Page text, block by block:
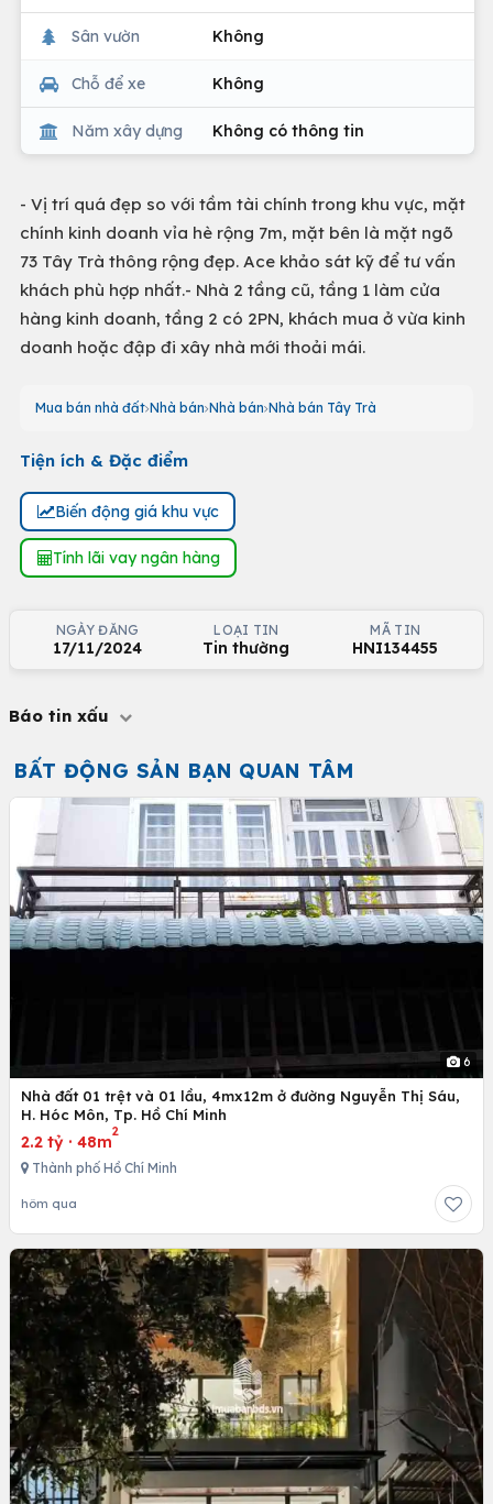
Sân vườn Không
Chỗ để xe Không
Năm xây dựng Không có thông tin
- Vị trí quá đẹp so với tầm tài chính trong khu vực, mặt
chính kinh doanh vỉa hè rộng 7m, mặt bên là mặt ngõ
73 Tây Trà thông rộng đẹp. Ace khảo sát kỹ để tư vấn
khách phù hợp nhất.- Nhà 2 tầng cũ, tầng 1 làm cửa
hàng kinh doanh, tầng 2 có 2PN, khách mua ở vừa kinh
doanh hoặc đập đi xây nhà mới thoải mái.
Mua bán nhà đất Nhà bán Nhà bán Nhà bán Tây Trà
Tiện ích & Đặc điểm
Biến động giá khu vực
Tính lãi vay ngân hàng
NGÀY ĐĂNG
17/11/2024
LOẠI TIN
Tin thường
MÃ TIN
HNI134455
Báo tin xấu
BẤT ĐỘNG SẢN BẠN QUAN TÂM
6
Nhà đất 01 trệt và 01 lầu, 4mx12m ở đường Nguyễn Thị Sáu,
H. Hóc Môn, Tp. Hồ Chí Minh
2.2 tỷ · 48m
2
Thành phố Hồ Chí Minh
hôm qua